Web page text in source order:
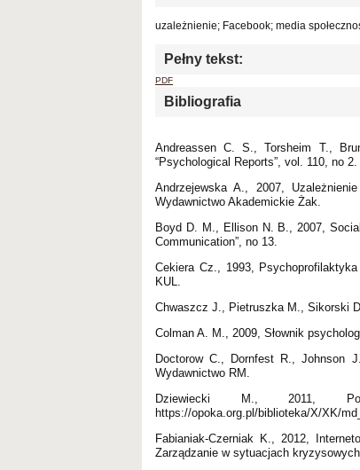
uzależnienie; Facebook; media
Pełny tekst:
PDF
Bibliografia
Andreassen C. S., Torsheim T.,
“Psychological Reports”, vol. 110, no 2.
Andrzejewska A., 2007,
Wydawnictwo Akademickie Żak.
Boyd D. M., Ellison N. B., 2007,
Communication”, no 13.
Cekiera Cz., 1993,
KUL.
Chwaszcz J., Pietruszka M., Sikorski
Colman A. M., 2009, Słownik
Doctorow C., Dornfest R., Johnson
Wydawnictwo RM.
Dziewiecki M., 2011,
https://opoka.org.pl/biblioteka/X/XK/
Fabianiak-Czerniak K., 2012,
Zarządzanie w sytuacjach